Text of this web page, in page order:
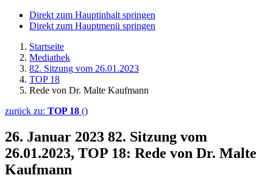
Direkt zum Hauptinhalt springen
Direkt zum Hauptmenü springen
Startseite
Mediathek
82. Sitzung vom 26.01.2023
TOP 18
Rede von Dr. Malte Kaufmann
zurück zu: TOP 18 ()
26. Januar 2023 82. Sitzung vom
26.01.2023, TOP 18: Rede von Dr. Malte
Kaufmann